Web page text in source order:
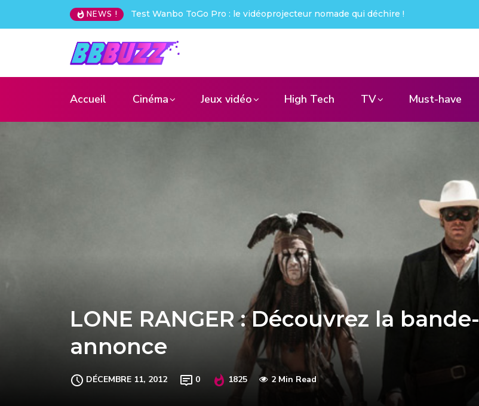
NEWS ! Creative Pebble X : j’ai été choqué !
Accueil Cinéma Jeux vidéo High Tech TV Must-have
LONE RANGER : Découvrez la bande-
annonce
DÉCEMBRE 11, 2012 0 1825 2 Min Read